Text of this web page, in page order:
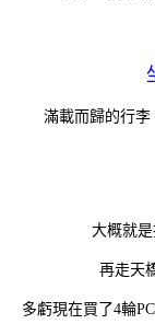
滿載而歸的行李
大概就
再走天
多虧現在買了4輪